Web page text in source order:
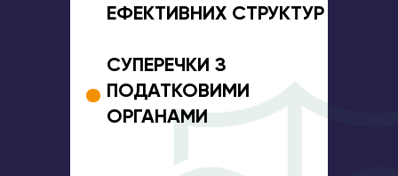
ЕФЕКТИВНИХ СТРУКТУР
СУПЕРЕЧКИ З
ПОДАТКОВИМИ
ОРГАНАМИ